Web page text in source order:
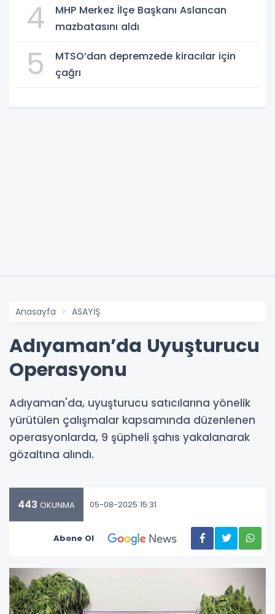
4
MHP Merkez İlçe Başkanı Aslancan
mazbatasını aldı
5
MTSO’dan depremzede kiracılar için
çağrı
Anasayfa ASAYİŞ
Adıyaman’da Uyuşturucu
Operasyonu
Adıyaman'da, uyuşturucu satıcılarına yönelik
yürütülen çalışmalar kapsamında düzenlenen
operasyonlarda, 9 şüpheli şahıs yakalanarak
gözaltına alındı.
443 OKUNMA 05-08-2025 15:31
Abone Ol